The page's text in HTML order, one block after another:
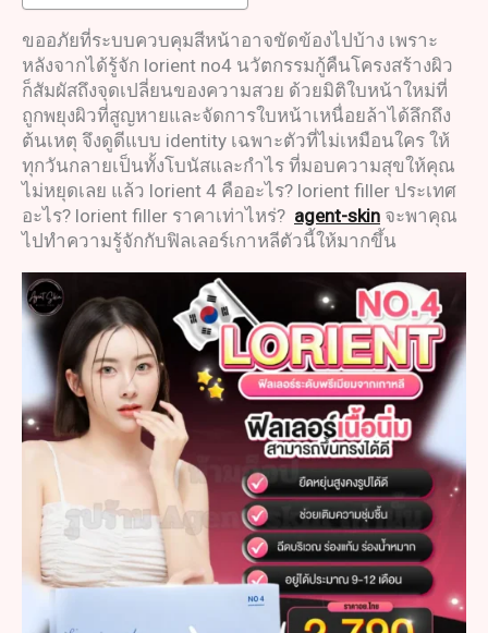
ขออภัยที่ระบบควบคุมสีหน้าอาจขัดข้องไปบ้าง เพราะ
หลังจากได้รู้จัก lorient no4 นวัตกรรมกู้คืนโครงสร้างผิว
ก็สัมผัสถึงจุดเปลี่ยนของความสวย ด้วยมิติใบหน้าใหม่ที่
ถูกพยุงผิวที่สูญหายและจัดการใบหน้าเหนื่อยล้าได้ลึกถึง
ต้นเหตุ จึงดูดีแบบ identity เฉพาะตัวที่ไม่เหมือนใคร ให้
ทุกวันกลายเป็นทั้งโบนัสและกำไร ที่มอบความสุขให้คุณ
ไม่หยุดเลย แล้ว lorient 4 คืออะไร? lorient filler ประเทศ
อะไร? lorient filler ราคาเท่าไหร่? agent-skin จะพาคุณ
ไปทำความรู้จักกับฟิลเลอร์เกาหลีตัวนี้ให้มากขึ้น